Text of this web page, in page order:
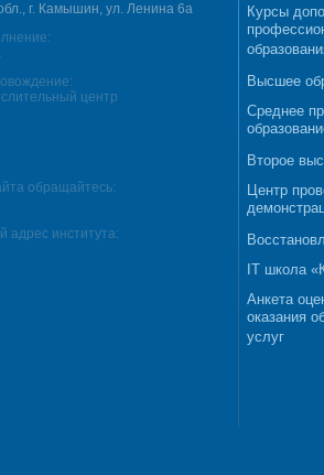
г. Камышин, ул. Ленина 6а
центр
обращайтесь:
института:
Курсы
Высшее
Среднее
Второе
Центр
IT школа
Анкета
оказания
услуг